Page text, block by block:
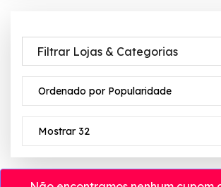
Filtrar Lojas & Categorias